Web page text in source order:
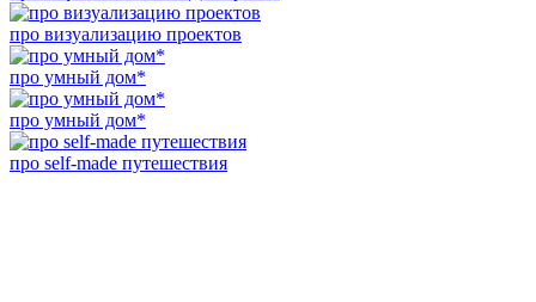
про визуализацию проектов
про умный дом*
про умный дом*
про self-made путешествия